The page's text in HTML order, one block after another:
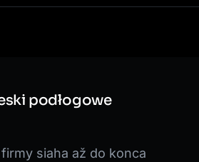
podłogowe
siaha až do konca